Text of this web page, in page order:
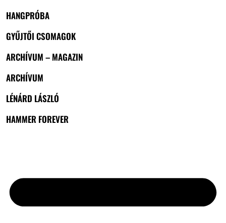
HANGPRÓBA
GYŰJTŐI CSOMAGOK
ARCHÍVUM – MAGAZIN
ARCHÍVUM
LÉNÁRD LÁSZLÓ
HAMMER FOREVER